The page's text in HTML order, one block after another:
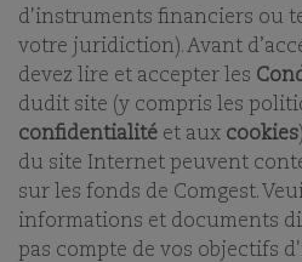
COMGEST EN
AU 30
d'instruments financiers ou
votre juridiction). Avant
devez lire et accepter les
dudit site (y compris les
confidentialité et aux cookies
du site Internet peuvent
sur les fonds de Comgest.
informations et documents
pas compte de vos objectifs